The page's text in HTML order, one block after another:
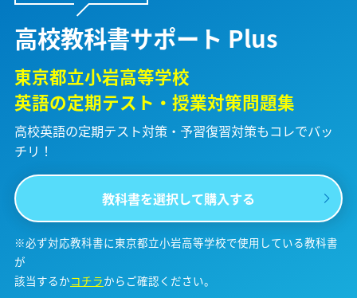
高校教科書サポート Plus
東京都立小岩高等学校
英語の定期テスト・授業対策問題集
高校英語の定期テスト対策・予習復習対策もコレでバッ
チリ！
教科書を選択して購入する
※必ず対応教科書に東京都立小岩高等学校で使用している教科書
が
該当するかコチラからご確認ください。